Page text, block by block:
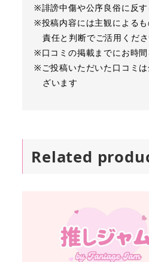
※誹謗中傷や公序良俗に反
※投稿内容には主観による
責任と判断でご活用くだ
※口コミの掲載までにお時
※ご投稿いただいた口コミ
ざいます
Related